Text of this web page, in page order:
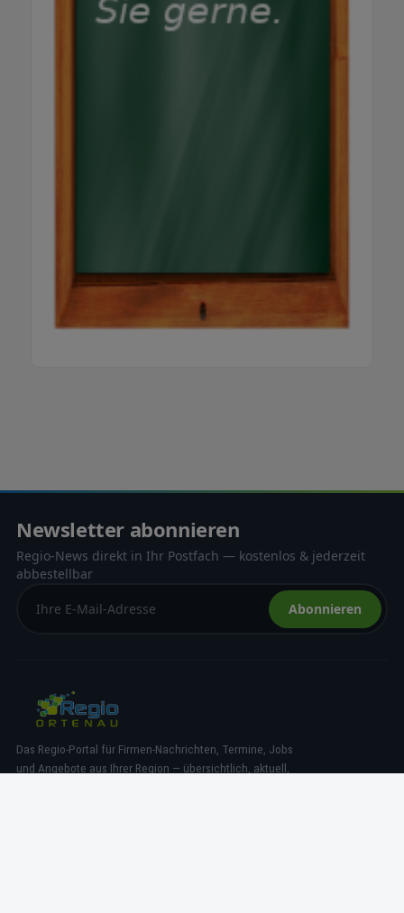
Newsletter abonnieren
Regio-News direkt in Ihr Postfach — kostenlos & jederzeit
abbestellbar
Abonnieren
Das Regio-Portal für Firmen-Nachrichten, Termine, Jobs
und Angebote aus Ihrer Region — übersichtlich, aktuell,